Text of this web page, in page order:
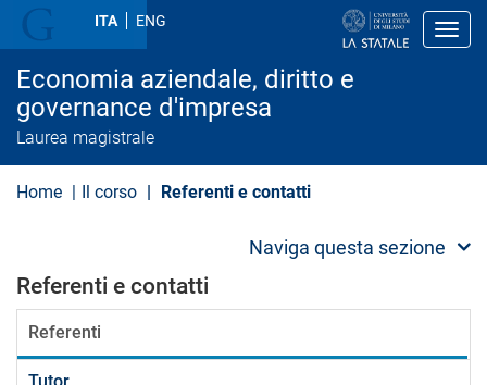
l
Economia aziendale, diritto e
governance d'impresa
Laurea magistrale
ITA ENG
Home Il corso Referenti e contatti
Naviga questa sezione
Referenti e contatti
Referenti